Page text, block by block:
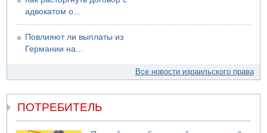
адвокатом о...
Повлияют ли выплаты из
Германии на...
Все новости израильского права
ПОТРЕБИТЕЛЬ